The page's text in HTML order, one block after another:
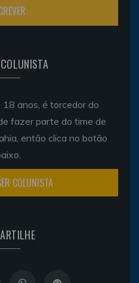
anos, é torcedor do
fazer parte do time de
então clica no botão
COLUNISTA